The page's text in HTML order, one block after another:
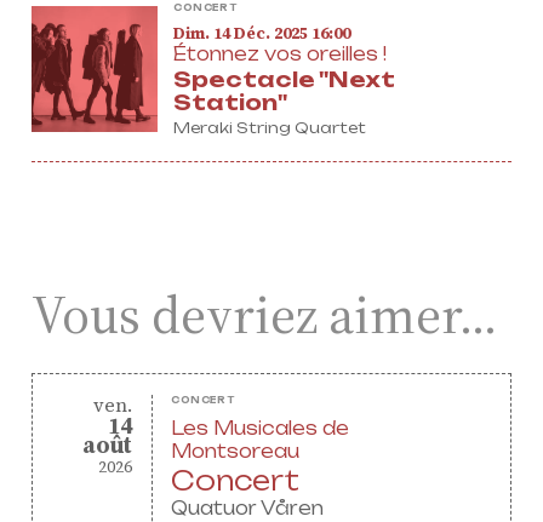
CONCERT
dimanche
Dim. 14décembre
Déc. 2025 16:00
Étonnez vos oreilles !
Spectacle "Next
Station"
Meraki String Quartet
Vous devriez aimer…
vendredi
ven.
14
août
août
2026
CONCERT
Les Musicales de
Montsoreau
Concert
Quatuor Våren